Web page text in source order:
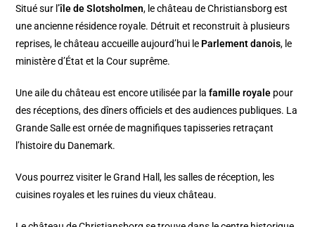
Situé sur l’île de Slotsholmen, le château de Christiansborg est
une ancienne résidence royale. Détruit et reconstruit à plusieurs
reprises, le château accueille aujourd’hui le Parlement danois, le
ministère d’État et la Cour suprême.
Une aile du château est encore utilisée par lafamille royale pour
des réceptions, des dîners officiels et des audiences publiques. La
Grande Salle est ornée de magnifiques tapisseries retraçant
l’histoire du Danemark.
Vous pourrez visiter le Grand Hall, les salles de réception, les
cuisines royales et les ruines du vieux château.